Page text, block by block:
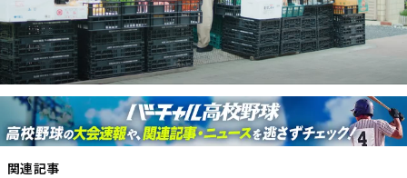
関連記事